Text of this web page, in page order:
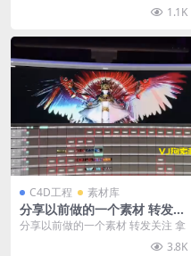
1.1K
C4D工程 素材库
分享以前做的一个素材 转发关
注 拿
分享以前做的一个素材 转发关注 拿
3.8K